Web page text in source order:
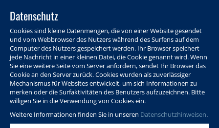
Datenschutz
Cookies sind kleine Datenmengen, die von einer Website gesendet
und vom Webbrowser des Nutzers während des Surfens auf dem
Computer des Nutzers gespeichert werden. Ihr Browser speichert
jede Nachricht in einer kleinen Datei, die Cookie genannt wird. Wenn
Sie eine weitere Seite vom Server anfordern, sendet Ihr Browser das
Cookie an den Server zurück. Cookies wurden als zuverlässiger
Mechanismus für Websites entwickelt, um sich Informationen zu
merken oder die Surfaktivitäten des Benutzers aufzuzeichnen. Bitte
willigen Sie in die Verwendung von Cookies ein.
Weitere Informationen finden Sie in unseren Datenschutzhinweisen.
Programm Info & Service Aktuelles Warenkorb Login
Ansprechpersonen Kontakt Sitemap